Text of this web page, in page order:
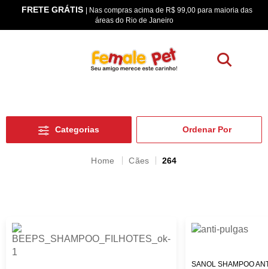
FRETE GRÁTIS | Nas compras acima de R$ 99,00 para maioria das
áreas do Rio de Janeiro
Cães 264
Categorias
SANOL SHAMPOO